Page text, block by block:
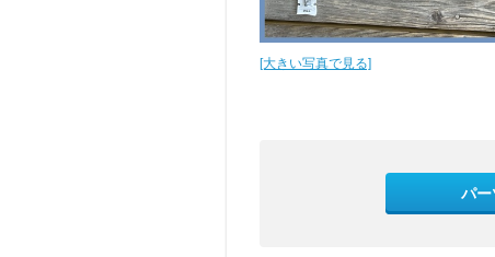
[大きい写真で見る]
パー